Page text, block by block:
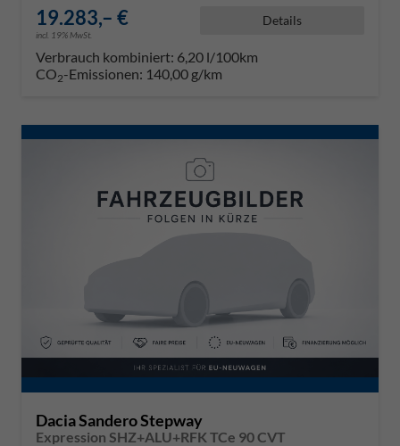
19.283,– €
incl. 19% MwSt.
Details
Verbrauch kombiniert: 6,20 l/100km
CO2-Emissionen: 140,00 g/km
Dacia Sandero Stepway
Expression SHZ+ALU+RFK TCe 90 CVT